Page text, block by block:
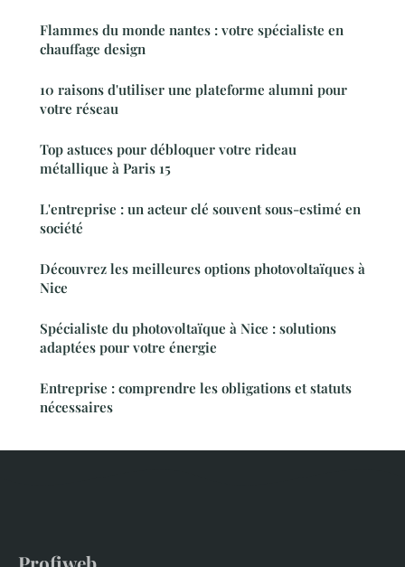
Flammes du monde nantes : votre spécialiste en
chauffage design
10 raisons d'utiliser une plateforme alumni pour
votre réseau
Top astuces pour débloquer votre rideau
métallique à Paris 15
L'entreprise : un acteur clé souvent sous-estimé en
société
Découvrez les meilleures options photovoltaïques à
Nice
Spécialiste du photovoltaïque à Nice : solutions
adaptées pour votre énergie
Entreprise : comprendre les obligations et statuts
nécessaires